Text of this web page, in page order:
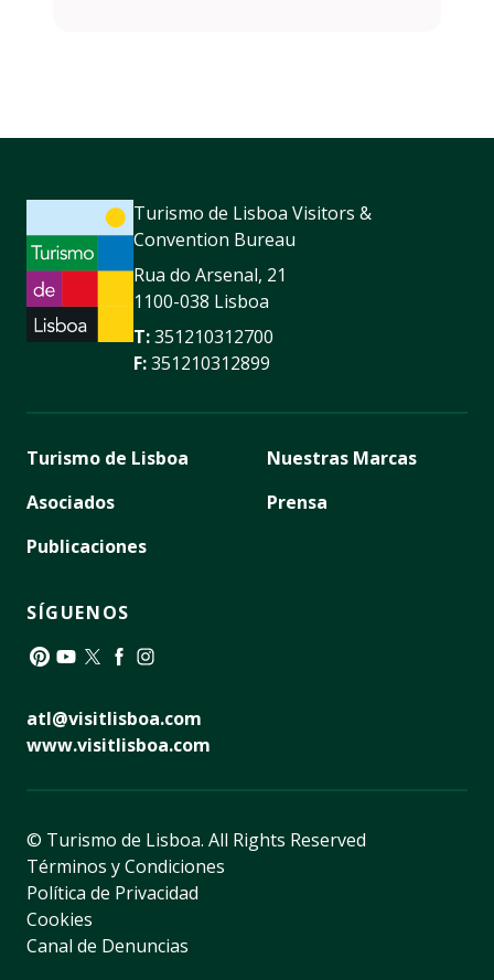
Turismo de Lisboa Visitors &
Convention Bureau
Rua do Arsenal, 21
1100-038 Lisboa
T:351210312700
F:351210312899
Turismo de Lisboa
Asociados
Publicaciones
Nuestras Marcas
Prensa
SÍGUENOS
atl@visitlisboa.com
www.visitlisboa.com
© Turismo de Lisboa. All Rights Reserved
Términos y Condiciones
Política de Privacidad
Cookies
Canal de Denuncias